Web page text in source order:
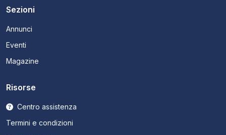
Sezioni
Annunci
Eventi
Magazine
Risorse
Centro assistenza
Termini e condizioni